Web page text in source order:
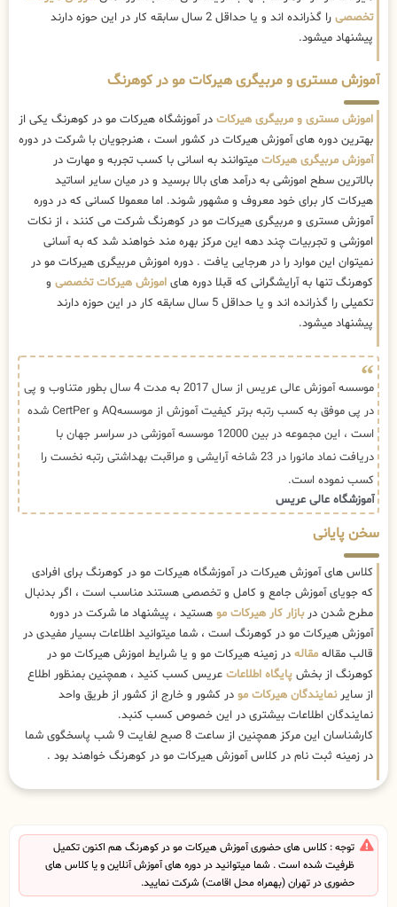
تخصصی
را گذرانده اند و یا حداقل 2 سال سابقه کار در این حوزه دارند
پیشنهاد میشود.
آموزش مستری و مربیگری هیرکات مو در کوهرنگ
اموزش مستری و مربیگری هیرکات در آموزشگاه هیرکات مو در کوهرنگ یکی از
بهترین دوره های آموزش هیرکات در کشور است ، هنرجویان با شرکت در دوره
آموزش مربیگری هیرکات میتوانند به اسانی با کسب تجربه و مهارت در
بالاترین سطح اموزشی به درآمد های بالا برسید و در میان سایر اساتید
هیرکات کار برای خود معروف و مشهور شوند. اما معمولا کسانی که در دوره
آموزش مستری و مربیگری هیرکات مو در کوهرنگ شرکت می کنند ، از نکات
اموزشی و تجربیات چند دهه این مرکز بهره مند خواهند شد که به آسانی
نمیتوان این موارد را در هرجایی یافت . دوره اموزش مربیگری هیرکات مو در
کوهرنگ تنها به آرایشگرانی که قبلا دوره های اموزش هیرکات تخصصی و
تکمیلی را گذرانده اند و یا حداقل 5 سال سابقه کار در این حوزه دارند
پیشنهاد میشود.
موسسه آموزش عالی عریس از سال 2017 به مدت 4 سال بطور متناوب و پی
در پی موفق به کسب رتبه برتر کیفیت آموزش از موسسهAQ و CertPer شده
است ، این مجموعه در بین 12000 موسسه آموزشی در سراسر جهان با
دریافت نماد مانورا در 23 شاخه آرایشی و مراقبت بهداشتی رتبه نخست را
کسب نموده است.
آموزشگاه عالی عریس
سخن پایانی
کلاس های آموزش هیرکات در آموزشگاه هیرکات مو در کوهرنگ برای افرادی
که جویای آموزش جامع و کامل و تخصصی هستند مناسب است ، اگر بدنبال
مطرح شدن دربازار کار هیرکات مو هستید ، پیشنهاد ما شرکت در دوره
آموزش هیرکات مو در کوهرنگ است ، شما میتوانید اطلاعات بسیار مفیدی در
قالب مقاله مقاله در زمینه هیرکات مو و یا شرایط اموزش هیرکات مو در
کوهرنگ از بخش پایگاه اطلاعات عریس کسب کنید ، همچنین بمنظور اطلاع
از سایرنمایندگان هیرکات مو در کشور و خارج از کشور از طریق واحد
نمایندگان اطلاعات بیشتری در این خصوص کسب کنبد.
کارشناسان این مرکز همچنین از ساعت 8 صبح لغایت 9 شب پاسخگوی شما
در زمینه ثبت نام در کلاس آموزش هیرکات مو در کوهرنگ خواهند بود .
توجه : کلاس های حضوری آموزش هیرکات مو در کوهرنگ هم اکنون تکمیل
ظرفیت شده است . شما میتوانید در دوره های آموزش آنلاین و یا کلاس های
حضوری در تهران (بهمراه محل اقامت) شرکت نمایید.